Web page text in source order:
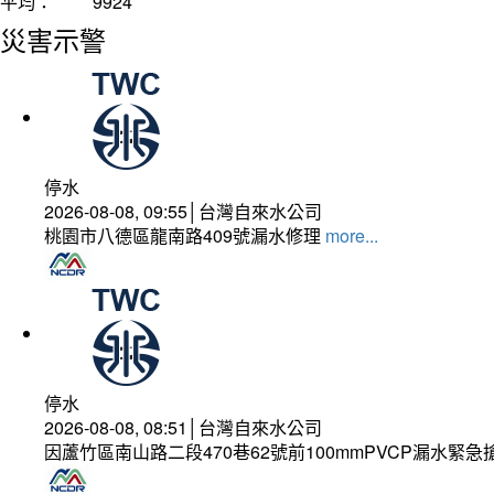
災害示警
停水
2026-08-08, 09:55│台灣自來水公司
桃園市八德區龍南路409號漏水修理 more...
停水
2026-08-08, 08:51│台灣自來水公司
因蘆竹區南山路二段470巷62號前100mmPVCP漏水緊急